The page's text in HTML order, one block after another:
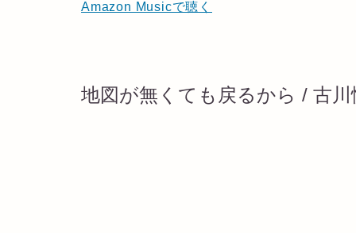
Amazon Musicで聴く
地図が無くても戻るから / 古川